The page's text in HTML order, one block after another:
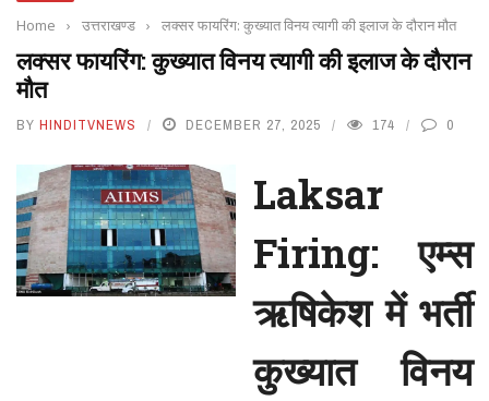
Home › उत्तराखण्ड › लक्सर फायरिंग: कुख्यात विनय त्यागी की इलाज के दौरान मौत
लक्सर फायरिंग: कुख्यात विनय त्यागी की इलाज के दौरान
मौत
BY HINDITVNEWS DECEMBER 27, 2025 174 0
Laksar
Firing: एम्स
ऋषिकेश में भर्ती
कुख्यात विनय